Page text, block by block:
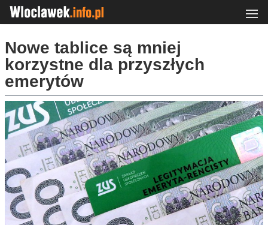
Nowe tablice są mniej
korzystne dla przyszłych
emerytów